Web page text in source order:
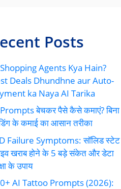
Posts
Agents Kya Hain?
Deals Dhundhne aur Auto-
ka Naya AI Tarika
बेचकर पैसे कैसे कमाएं? बिना
के कमाई का आसान तरीका
Failure Symptoms: सॉलिड स्टेट
खराब होने के 5 बड़े संकेत और डेटा
के उपाय
AI Tattoo Prompts (2026):